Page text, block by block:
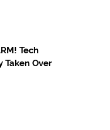
Tech
Over